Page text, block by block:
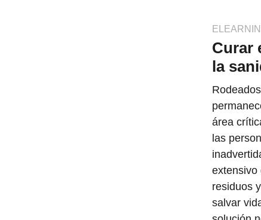
Curar
la
área
las
extensivo
residuos
salvar